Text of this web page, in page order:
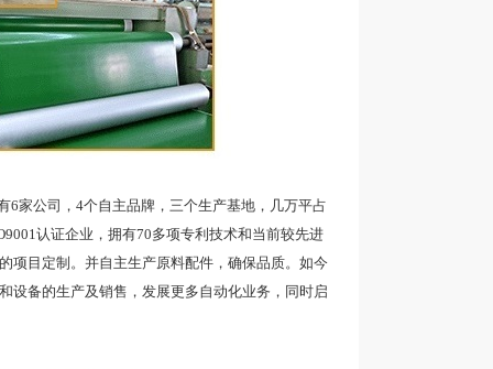
公司，4个自主品牌，三个生产基地，几万平占
认证企业，拥有70多项专利技术和当前较先进
项目定制。并自主生产原料配件，确保品质。如今
设备的生产及销售，发展更多自动化业务，同时启